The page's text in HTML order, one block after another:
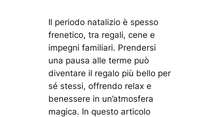
Il periodo natalizio è spesso
frenetico, tra regali, cene e
impegni familiari. Prendersi
una pausa alle terme può
diventare il regalo più bello per
sé stessi, offrendo relax e
benessere in un’atmosfera
magica. In questo articolo